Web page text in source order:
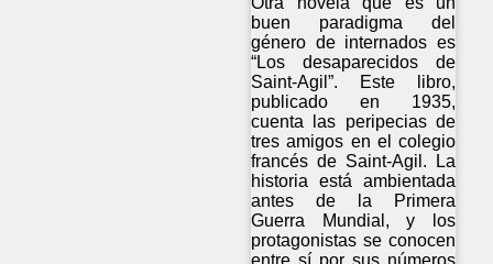
buen paradigma del
género de internados es
“Los desaparecidos de
Saint-Agil”. Este libro,
publicado en 1935,
cuenta las peripecias de
tres amigos en el colegio
francés de Saint-Agil. La
historia está ambientada
antes de la Primera
Guerra Mundial, y los
protagonistas se conocen
entre sí por sus números